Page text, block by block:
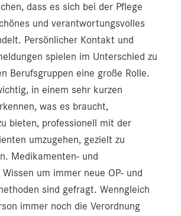
dass es sich bei der Pflege
und verantwortungsvolles
Persönlicher Kontakt und
spielen im Unterschied zu
Berufsgruppen eine große Rolle.
in einem sehr kurzen
was es braucht,
bieten, professionell mit der
umzugehen, gezielt zu
Medikamenten- und
um immer neue OP- und
sind gefragt. Wenngleich
immer noch die Verordnung